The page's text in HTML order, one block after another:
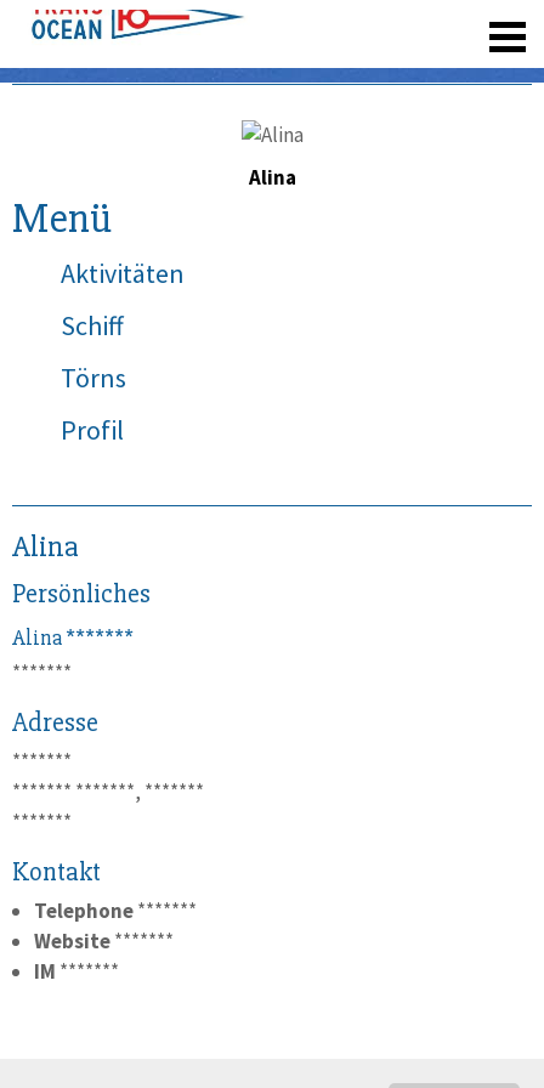
Alina
Menü
Aktivitäten
Schiff
Törns
Profil
Alina
Persönliches
Alina*******
*******
Adresse
*******
******* *******, *******
*******
Kontakt
Telephone*******
Website*******
IM *******